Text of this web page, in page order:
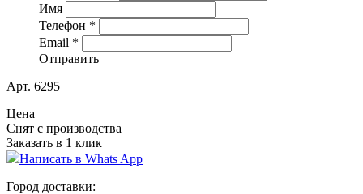
Имя
Телефон *
Email *
Отправить
Арт. 6295
Цена
Снят с производства
Заказать в 1 клик
Написать в Whats App
Город доставки: